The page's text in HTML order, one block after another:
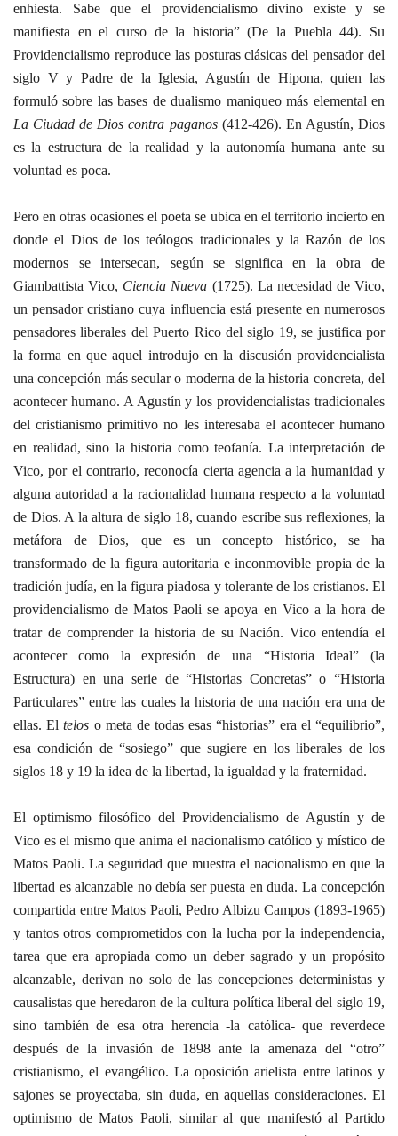
enhiesta. Sabe que el providencialismo divino existe y se
manifiesta en el curso de la historia” (De la Puebla 44). Su
Providencialismo reproduce las posturas clásicas del pensador del
siglo V y Padre de la Iglesia, Agustín de Hipona, quien las
formuló sobre las bases de dualismo maniqueo más elemental en
La Ciudad de Dios contra paganos(412-426). En Agustín, Dios
es la estructura de la realidad y la autonomía humana ante su
voluntad es poca.
Pero en otras ocasiones el poeta se ubica en el territorio incierto en
donde el Dios de los teólogos tradicionales y la Razón de los
modernos se intersecan, según se significa en la obra de
Giambattista Vico, Ciencia Nueva (1725). La necesidad de Vico,
un pensador cristiano cuya influencia está presente en numerosos
pensadores liberales del Puerto Rico del siglo 19, se justifica por
la forma en que aquel introdujo en la discusión providencialista
una concepción más secular o moderna de la historia concreta, del
acontecer humano. A Agustín y los providencialistas tradicionales
del cristianismo primitivo no les interesaba el acontecer humano
en realidad, sino la historia como teofanía. La interpretación de
Vico, por el contrario, reconocía cierta agencia a la humanidad y
alguna autoridad a la racionalidad humana respecto a la voluntad
de Dios. A la altura de siglo 18, cuando escribe sus reflexiones, la
metáfora de Dios, que es un concepto histórico, se ha
transformado de la figura autoritaria e inconmovible propia de la
tradición judía, en la figura piadosa y tolerante de los cristianos. El
providencialismo de Matos Paoli se apoya en Vico a la hora de
tratar de comprender la historia de su Nación. Vico entendía el
acontecer como la expresión de una “Historia Ideal” (la
Estructura) en una serie de “Historias Concretas” o “Historia
Particulares” entre las cuales la historia de una nación era una de
ellas. Eltelos o meta de todas esas “historias” era el “equilibrio”,
esa condición de “sosiego” que sugiere en los liberales de los
siglos 18 y 19 la idea de la libertad, la igualdad y la fraternidad.
El optimismo filosófico del Providencialismo de Agustín y de
Vico es el mismo que anima el nacionalismo católico y místico de
Matos Paoli. La seguridad que muestra el nacionalismo en que la
libertad es alcanzable no debía ser puesta en duda. La concepción
compartida entre Matos Paoli, Pedro Albizu Campos (1893-1965)
y tantos otros comprometidos con la lucha por la independencia,
tarea que era apropiada como un deber sagrado y un propósito
alcanzable, derivan no solo de las concepciones deterministas y
causalistas que heredaron de la cultura política liberal del siglo 19,
sino también de esa otra herencia -la católica- que reverdece
después de la invasión de 1898 ante la amenaza del “otro”
cristianismo, el evangélico. La oposición arielista entre latinos y
sajones se proyectaba, sin duda, en aquellas consideraciones. El
optimismo de Matos Paoli, similar al que manifestó al Partido